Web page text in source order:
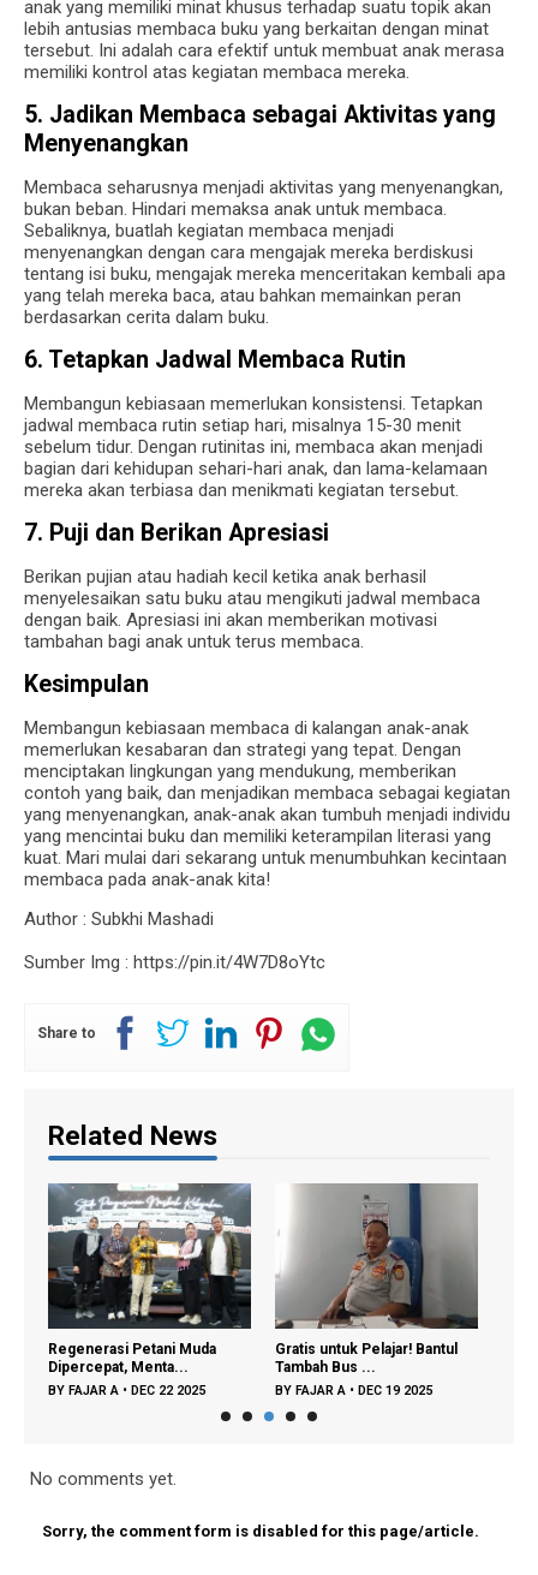
anak yang memiliki minat khusus terhadap suatu topik akan
lebih antusias membaca buku yang berkaitan dengan minat
tersebut. Ini adalah cara efektif untuk membuat anak merasa
memiliki kontrol atas kegiatan membaca mereka.
5. Jadikan Membaca sebagai Aktivitas yang
Menyenangkan
Membaca seharusnya menjadi aktivitas yang menyenangkan,
bukan beban. Hindari memaksa anak untuk membaca.
Sebaliknya, buatlah kegiatan membaca menjadi
menyenangkan dengan cara mengajak mereka berdiskusi
tentang isi buku, mengajak mereka menceritakan kembali apa
yang telah mereka baca, atau bahkan memainkan peran
berdasarkan cerita dalam buku.
6. Tetapkan Jadwal Membaca Rutin
Membangun kebiasaan memerlukan konsistensi. Tetapkan
jadwal membaca rutin setiap hari, misalnya 15-30 menit
sebelum tidur. Dengan rutinitas ini, membaca akan menjadi
bagian dari kehidupan sehari-hari anak, dan lama-kelamaan
mereka akan terbiasa dan menikmati kegiatan tersebut.
7. Puji dan Berikan Apresiasi
Berikan pujian atau hadiah kecil ketika anak berhasil
menyelesaikan satu buku atau mengikuti jadwal membaca
dengan baik. Apresiasi ini akan memberikan motivasi
tambahan bagi anak untuk terus membaca.
Kesimpulan
Membangun kebiasaan membaca di kalangan anak-anak
memerlukan kesabaran dan strategi yang tepat. Dengan
menciptakan lingkungan yang mendukung, memberikan
contoh yang baik, dan menjadikan membaca sebagai kegiatan
yang menyenangkan, anak-anak akan tumbuh menjadi individu
yang mencintai buku dan memiliki keterampilan literasi yang
kuat. Mari mulai dari sekarang untuk menumbuhkan kecintaan
membaca pada anak-anak kita!
Author : Subkhi Mashadi
Sumber Img : https://pin.it/4W7D8oYtc
Share to
Related News
Regenerasi Petani Muda
Dipercepat, Menta...
BY FAJAR A • DEC 22 2025
Gratis untuk Pelajar! Bantul
Tambah Bus ...
BY FAJAR A • DEC 19 2025
No comments yet.
Sorry, the comment form is disabled for this page/article.